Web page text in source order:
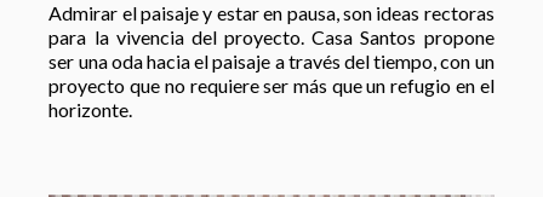
Admirar el paisaje y estar en pausa, son ideas rectoras
para la vivencia del proyecto. Casa Santos propone
ser una oda hacia el paisaje a través del tiempo, con un
proyecto que no requiere ser más que un refugio en el
horizonte.